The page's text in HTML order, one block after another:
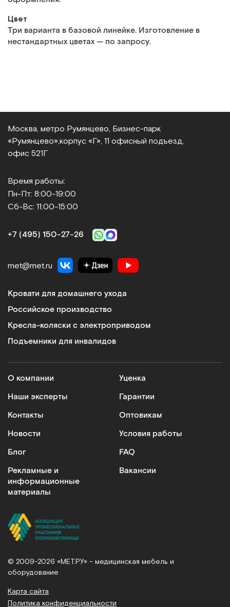
Цвет
Три варианта в базовой линейке. Изготовление в
нестандартных цветах — по запросу.
Москва, метро Румянцево, Бизнес‑парк
«Румянцево», корпус «Г», 11 офисный подъезд,
офис 521Г
Время работы:
Пн-Пт: 8:00-19:00
Сб-Вс: 11:00-15:00
+7 (495) 150‑27‑26
met@met.ru
Кровати для домашнего ухода
Российское производство
Кресла-коляски с электроприводом
Подъемники для инвалидов
О компании
Наши эксперты
Контакты
Новости
Блог
Рекламные и
информационные
материалы
Уценка
Гарантии
Оптовикам
Условия работы
FAQ
Вакансии
© 2009-2026 «МЕТ.РУ» – медицинская мебель и
оборудование
Карта сайта
Политика конфиденциальности